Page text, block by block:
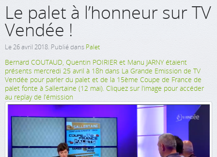
Le palet à l’honneur sur TV
Vendée !
Le26 avril 2018. Publié dans Palet
Bernard COUTAUD, Quentin POIRIER et Manu JARNY étaient
présents mercredi 25 avril à 18h dans La Grande Emission de TV
Vendée pour parler du palet et de la 15ème Coupe de France de
palet fonte à Sallertaine (12 mai). Cliquez sur l’image pour accéder
au replay de l’émission